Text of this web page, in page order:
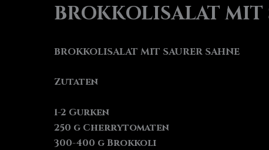
BROKKOLISALAT MIT
BROKKOLISALAT MIT SAURER SAHNE
Zutaten
1-2 Gurken
250 g Cherrytomaten
300-400 g Brokkoli